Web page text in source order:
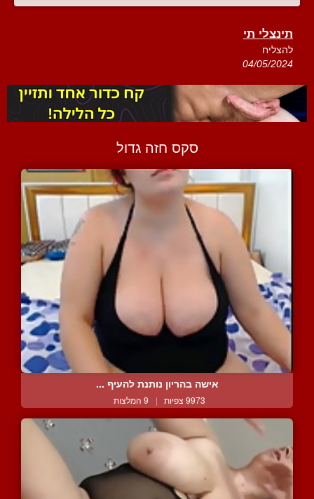
תינצלי תי
להצליח
04/05/2024
סקס חזה גדול
אישה בהריון נותנת להעיף ...
9973 צפיות | 9 המלצות